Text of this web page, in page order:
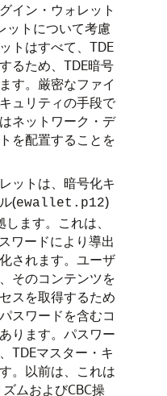
イン・ウォレット
ットについて考慮
トはすべて、TDE
るため、TDE暗号
す。厳密なファイ
ュリティの手段で
ネットワーク・デ
を配置することを
ットは、暗号化キ
(ewallet.p12)
ます。これは、
ワードにより導出
されます。ユーザ
そのコンテンツを
スを取得するため
スワードを含むコ
ります。パスワー
TDEマスター・キ
。以前は、これは
ムおよびCBC操